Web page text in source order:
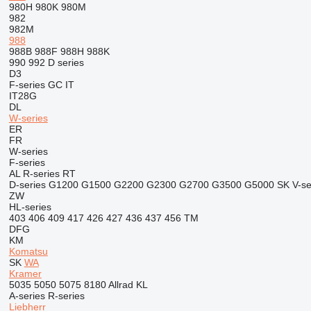
980H 980K 980M
982
982M
988
988B 988F 988H 988K
990 992 D series
D3
F-series GC IT
IT28G
DL
W-series
ER
FR
W-series
F-series
AL R-series RT
D-series G1200 G1500 G2200 G2300 G2700 G3500 G5000 SK V-
ZW
HL-series
403 406 409 417 426 427 436 437 456 TM
DFG
KM
Komatsu
SK WA
Kramer
5035 5050 5075 8180 Allrad KL
A-series R-series
Liebherr